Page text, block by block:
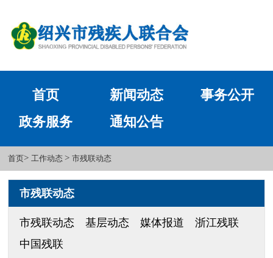
首页 新闻动态
事务公开
政务服务
通知公告
首页> 工作动态>市残联动态
市残联动态
市残联动态 基层动态 媒体报道
浙江残联
中国残联